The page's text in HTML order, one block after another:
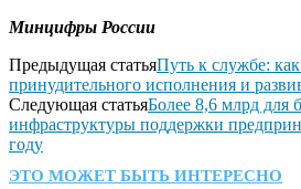
Минцифры России
Предыдущая статьяПуть к службе:
принудительного исполнения и
Следующая статьяБолее 8,6 млрд для
инфраструктуры поддержки
году
ЭТО МОЖЕТ БЫТЬ ИНТЕРЕСНО